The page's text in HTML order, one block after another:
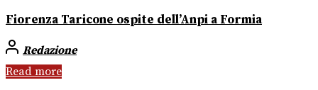
Fiorenza Taricone ospite dell’Anpi a Formia
Redazione
Read more